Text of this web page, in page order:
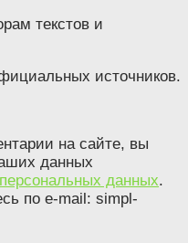
текстов и
источников.
на сайте, вы
данных
данных.
по e-mail: simpl-